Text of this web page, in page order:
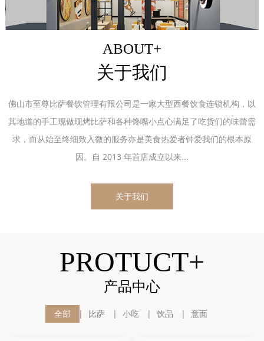
ABOUT+
关于我们
佛山市至尊比萨餐饮管理有限公司是一家大型西餐饮食连锁机构，以
其地道的手工现做现烤比萨和各种馋嘴小点心满足了吃货们的味蕾需
求，而从始至终细致入微的服务亦是美食热爱者钟爱我们的根本原
因。自 2013 年首店成立以来...
关于我们
PROTUCT+
产品中心
全部 比萨 小吃 饮品 意面